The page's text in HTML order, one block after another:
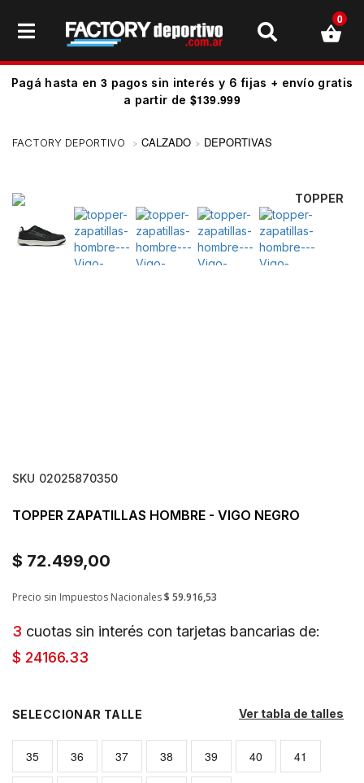
Pagá hasta en 3 pagos sin interés y 6 fijas + envío gratis
a partir de $139.999
0
CALZADO DEPORTIVAS
SKU 02025870350
TOPPER
TOPPER ZAPATILLAS HOMBRE - VIGO NEGRO
$ 72.499,00
Precio sin Impuestos Nacionales$ 59.916,53
3 cuotas sin interés con tarjetas bancarias de:
$ 24166.33
Ver tabla de talles
TALLE
35 36 37 38 39 40 41